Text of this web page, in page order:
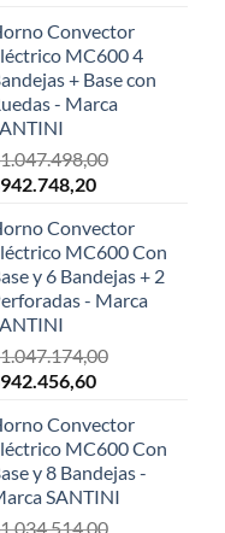
actual
es:
$108.199,00.
Convector
MC600 4
+ Base con
- Marca
1.047.498,00
942.748,20El
actual
es:
$942.748,20.
Convector
MC600 Con
y 6 Bandejas + 2
- Marca
1.047.174,00
942.456,60El
actual
es:
$942.456,60.
Convector
MC600 Con
y 8 Bandejas -
SANTINI
1.034.514,00